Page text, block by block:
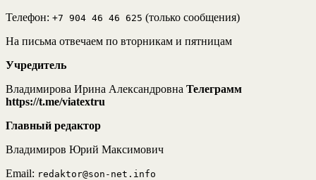
Телефон: +7 904 46 46 625 (только сообщения)
На письма отвечаем по вторникам и пятницам
Учредитель
Владимирова Ирина Александровна Телеграмм
https://t.me/viatextru
Главный редактор
Владимиров Юрий Максимович
Email: redaktor@son-net.info